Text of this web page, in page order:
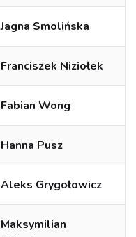
Jagna Smolińska
Franciszek Niziołek
Fabian Wong
Hanna Pusz
Aleks Grygołowicz
Maksymilian